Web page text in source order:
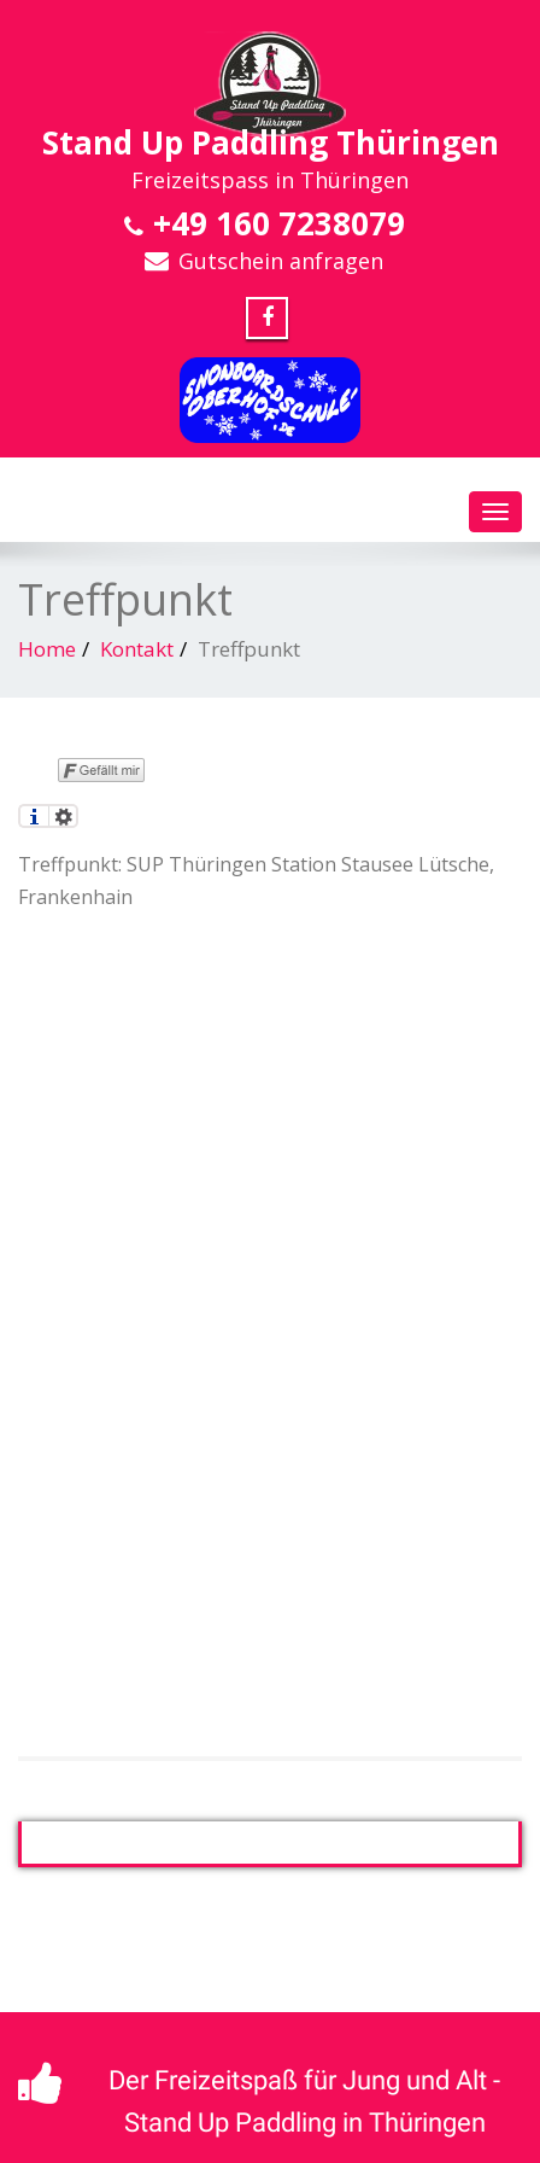
Stand Up Paddling Thüringen
Freizeitspass in Thüringen
+49 160 7238079
Gutschein anfragen
Treffpunkt
Home Kontakt Treffpunkt
Treffpunkt: SUP Thüringen Station Stausee Lütsche,
Frankenhain
Der Freizeitspaß für Jung und Alt -
Stand Up Paddling in Thüringen